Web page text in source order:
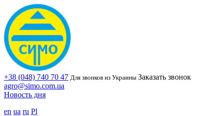
+38 (048) 740 70 47 Для звонков из Украины Заказать звонок
agro@simo.com.ua
Новость дня
en ua ru Pl